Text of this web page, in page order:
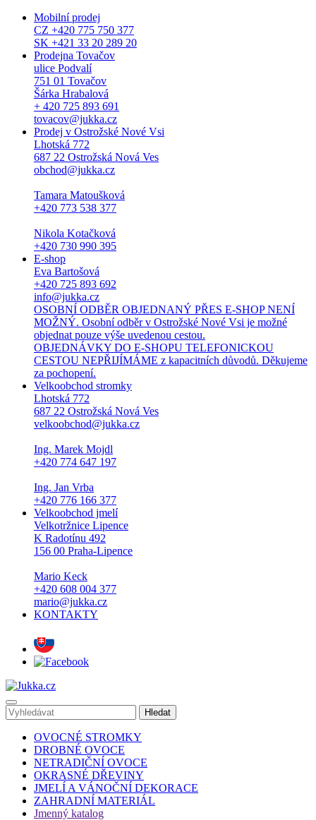
Mobilní prodej
CZ +420 775 750 377
SK +421 33 20 289 20
Prodejna Tovačov
ulice Podvalí
751 01 Tovačov
Šárka Hrabalová
+ 420 725 893 691
tovacov@jukka.cz
Prodej v Ostrožské Nové Vsi
Lhotská 772
687 22 Ostrožská Nová Ves
obchod@jukka.cz
Tamara Matoušková
+420 773 538 377
Nikola Kotačková
+420 730 990 395
E-shop
Eva Bartošová
+420 725 893 692
info@jukka.cz
OSOBNÍ ODBĚR OBJEDNANÝ PŘES E-SHOP NENÍ
MOŽNÝ. Osobní odběr v Ostrožské Nové Vsi je možné
objednat pouze výše uvedenou cestou.
OBJEDNÁVKY DO E-SHOPU TELEFONICKOU
CESTOU NEPŘIJÍMÁME z kapacitních důvodů. Děkujeme
za pochopení.
Velkoobchod stromky
Lhotská 772
687 22 Ostrožská Nová Ves
velkoobchod@jukka.cz
Ing. Marek Mojdl
+420 774 647 197
Ing. Jan Vrba
+420 776 166 377
Velkoobchod jmelí
Velkotržnice Lipence
K Radotínu 492
156 00 Praha-Lipence
Mario Keck
+420 608 004 377
mario@jukka.cz
KONTAKTY
OVOCNÉ STROMKY
DROBNÉ OVOCE
NETRADIČNÍ OVOCE
OKRASNÉ DŘEVINY
JMELÍ A VÁNOČNÍ DEKORACE
ZAHRADNÍ MATERIÁL
Jmenný katalog